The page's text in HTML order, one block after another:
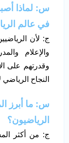
س: لماذا
في عالم
ج: لأن
والإعلام
وقدرتهم على
النجاح
س: ما أبرز
الرياضيون؟
ج: من أكثر